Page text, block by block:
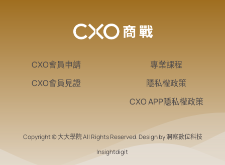
CXO會員申請
CXO會員見證
專業課程
隱私權政策
CXO APP隱私權政策
Copyright © 大大學院 All Rights Reserved. Design by 洞察數位科技
Insightdigit